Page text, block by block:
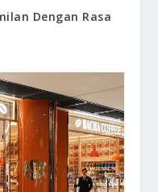
Dengan Rasa